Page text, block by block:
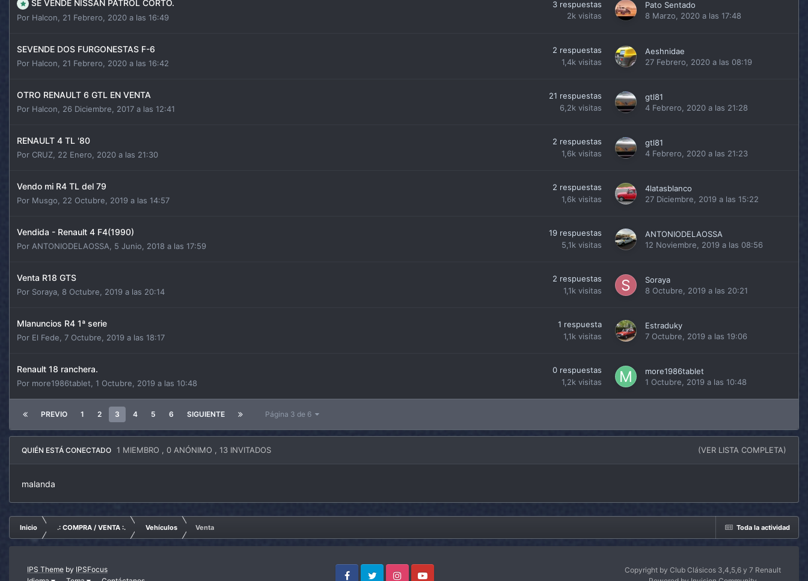
SE VENDE NISSAN PATROL CORTO.
Por Halcon 21 Febrero, 2020 a las 16:49
3 respuestas
2k visitas
Pato Sentado
8 Marzo, 2020 a las 17:48
SEVENDE DOS FURGONESTAS F-6
Por Halcon 21 Febrero, 2020 a las 16:42
2 respuestas
1,4k visitas
Aeshnidae
27 Febrero, 2020 a las 08:19
OTRO RENAULT 6 GTL EN VENTA
Por Halcon 26 Diciembre, 2017 a las 12:41
21 respuestas
6,2k visitas
gtl81
4 Febrero, 2020 a las 21:28
RENAULT 4 TL '80
Por CRUZ 22 Enero, 2020 a las 21:30
2 respuestas
1,6k visitas
gtl81
4 Febrero, 2020 a las 21:23
Vendo mi R4 TL del 79
Por Musgo 22 Octubre, 2019 a las 14:57
2 respuestas
1,6k visitas
4latasblanco
27 Diciembre, 2019 a las 15:22
Vendida - Renault 4 F4(1990)
Por ANTONIODELAOSSA 5 Junio, 2018 a las 17:59
19 respuestas
5,1k visitas
ANTONIODELAOSSA
12 Noviembre, 2019 a las 08:56
Venta R18 GTS
Por Soraya 8 Octubre, 2019 a las 20:14
2 respuestas
1,1k visitas
Soraya
8 Octubre, 2019 a las 20:21
Mlanuncios R4 1ª serie
Por El Fede 7 Octubre, 2019 a las 18:17
1 respuesta
1,1k visitas
Estraduky
7 Octubre, 2019 a las 19:06
Renault 18 ranchera.
Por more1986tablet 1 Octubre, 2019 a las 10:48
0 respuestas
1,2k visitas
more1986tablet
1 Octubre, 2019 a las 10:48
PREVIO 1 2 3 4 5 6 SIGUIENTE Página 3 de 6
QUIÉN ESTÁ CONECTADO 1 MIEMBRO , 0 ANÓNIMO , 13 INVITADOS (VER LISTA COMPLETA)
malanda
Toda la actividad
Inicio .: COMPRA / VENTA :. Vehículos Venta
IPS Theme by IPSFocus
Copyright by Club Clásicos 3,4,5,6 y 7 Renault